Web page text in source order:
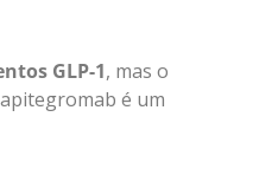
GLP-1, mas o
é um